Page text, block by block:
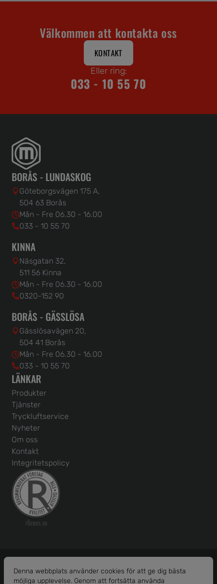
Välkommen att kontakta oss
KONTAKT
Eller ring:
033 - 10 55 70
BORÅS - LUNDASKOG
Göteborgsvägen 175 A,
504 63 Borås
Mån - Fre 06.30 - 16.00
033 - 10 55 70
KINNA
Näsgatan 32,
511 56 Kinna
Mån - Fre 06.30 - 16.00
0320-152 90
BORÅS - GÄSSLÖSA
Gässlösavägen 20,
504 41 Borås
Mån - Fre 06.30 - 16.00
033 - 10 55 70
LÄNKAR
Produkter
Tjänster
Tryckluftservice
Nyheter
Om oss
Kontakt
Integritetspolicy
Denna webbplats använder cookies för att ge dig bästa
möjliga upplevelse. Genom att fortsätta använda